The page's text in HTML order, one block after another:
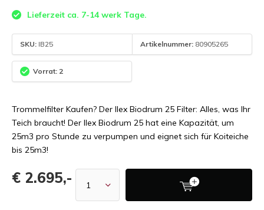
Lieferzeit ca. 7-14 werk Tage.
SKU: IB25 Artikelnummer: 80905265
Vorrat: 2
Trommelfilter Kaufen? Der Ilex Biodrum 25 Filter: Alles, was Ihr
Teich braucht! Der Ilex Biodrum 25 hat eine Kapazität, um
25m3 pro Stunde zu verpumpen und eignet sich für Koiteiche
bis 25m3!
€ 2.695,-